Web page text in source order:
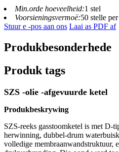
Min.orde hoeveelheid:1 stel
Voorsieningsvermoë:50 stelle
Stuur e -pos aan ons Laai as PDF af
Produkbesonderhede
Produk tags
SZS -olie -afgevuurde ketel
Produkbeskrywing
SZS-reeks gasstoomketel is met D-
herwinning, dubbel-drum
volledige membraanwandstruktuur,